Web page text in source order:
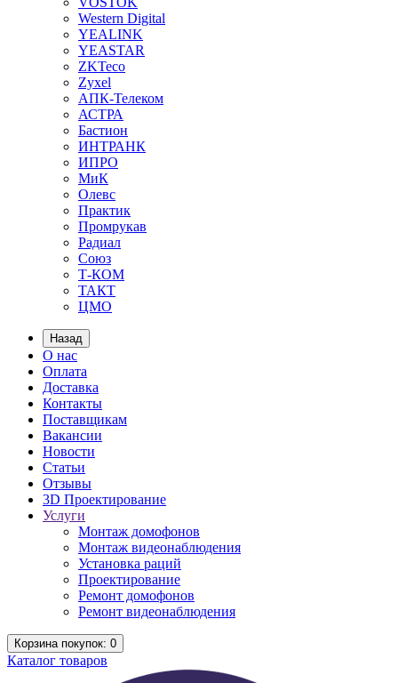
Western Digital
YEALINK
YEASTAR
ZKTeco
Zyxel
АПК-Телеком
АСТРА
Бастион
ИНТРАНК
ИПРО
МиК
Олевс
Практик
Промрукав
Радиал
Союз
Т-КОМ
ТАКТ
ЦМО
Назад
О нас
Оплата
Доставка
Контакты
Поставщикам
Вакансии
Новости
Статьи
Отзывы
3D Проектирование
Услуги
Монтаж домофонов
Монтаж видеонаблюдения
Установка раций
Проектирование
Ремонт домофонов
Ремонт видеонаблюдения
Корзинапокупок: 0
Каталог товаров